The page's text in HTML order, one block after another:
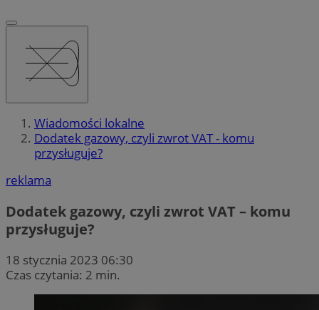
Wiadomości lokalne
Dodatek gazowy, czyli zwrot VAT - komu
przysługuje?
reklama
Dodatek gazowy, czyli zwrot VAT – komu
przysługuje?
18 stycznia 2023 06:30
Czas czytania: 2 min.